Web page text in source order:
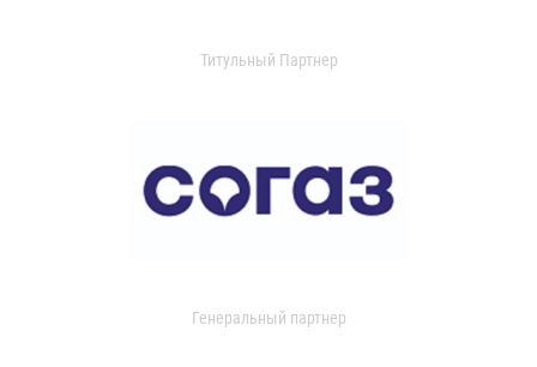
Титульный Партнер
Генеральный партнер